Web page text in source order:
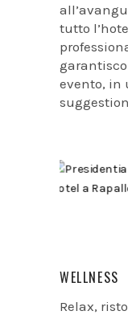
tutto
evento, in
WELLNESS
Relax,